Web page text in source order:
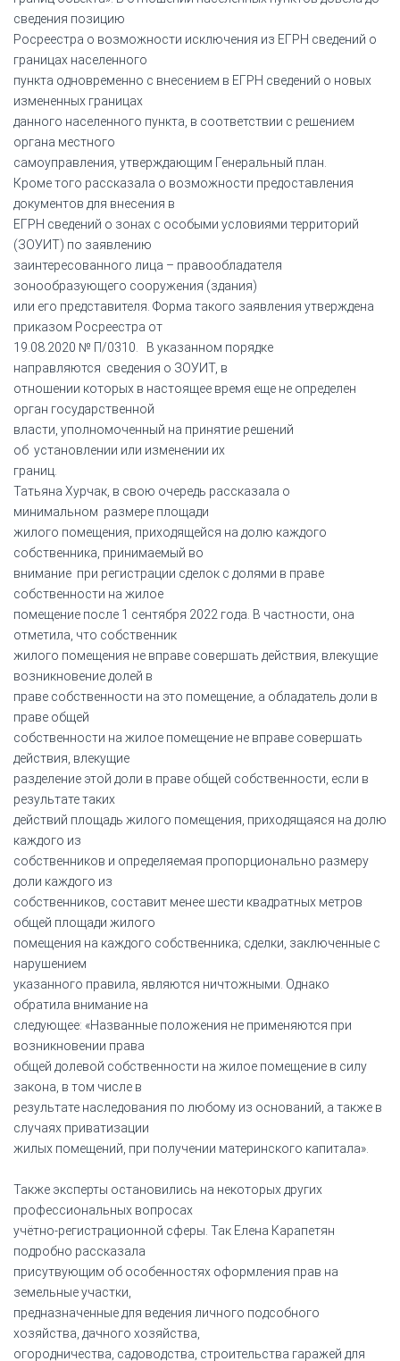
сведения позицию
Росреестра о возможности исключения из ЕГРН сведений о
границах населенного
пункта одновременно с внесением в ЕГРН сведений о новых
измененных границах
данного населенного пункта, в соответствии с решением
органа местного
самоуправления, утверждающим Генеральный план.
Кроме того рассказала о возможности предоставления
документов для внесения в
ЕГРН сведений о зонах с особыми условиями территорий
(ЗОУИТ) по заявлению
заинтересованного лица – правообладателя
зонообразующего сооружения (здания)
или его представителя. Форма такого заявления утверждена
приказом Росреестра от
19.08.2020 № П/0310. В указанном порядке
направляются сведения о ЗОУИТ, в
отношении которых в настоящее время еще не определен
орган государственной
власти, уполномоченный на принятие решений
об установлении или изменении их
границ.
Татьяна Хурчак, в свою очередь рассказала о
минимальном размере площади
жилого помещения, приходящейся на долю каждого
собственника, принимаемый во
внимание при регистрации сделок с долями в праве
собственности на жилое
помещение после 1 сентября 2022 года. В частности, она
отметила, что собственник
жилого помещения не вправе совершать действия, влекущие
возникновение долей в
праве собственности на это помещение, а обладатель доли в
праве общей
собственности на жилое помещение не вправе совершать
действия, влекущие
разделение этой доли в праве общей собственности, если в
результате таких
действий площадь жилого помещения, приходящаяся на долю
каждого из
собственников и определяемая пропорционально размеру
доли каждого из
собственников, составит менее шести квадратных метров
общей площади жилого
помещения на каждого собственника; сделки, заключенные с
нарушением
указанного правила, являются ничтожными. Однако
обратила внимание на
следующее: «Названные положения не применяются при
возникновении права
общей долевой собственности на жилое помещение в силу
закона, в том числе в
результате наследования по любому из оснований, а также в
случаях приватизации
жилых помещений, при получении материнского капитала».
Также эксперты остановились на некоторых других
профессиональных вопросах
учётно-регистрационной сферы. Так Елена Карапетян
подробно рассказала
присутвующим об особенностях оформления прав на
земельные участки,
предназначенные для ведения личного подсобного
хозяйства, дачного хозяйства,
огородничества, садоводства, строительства гаражей для